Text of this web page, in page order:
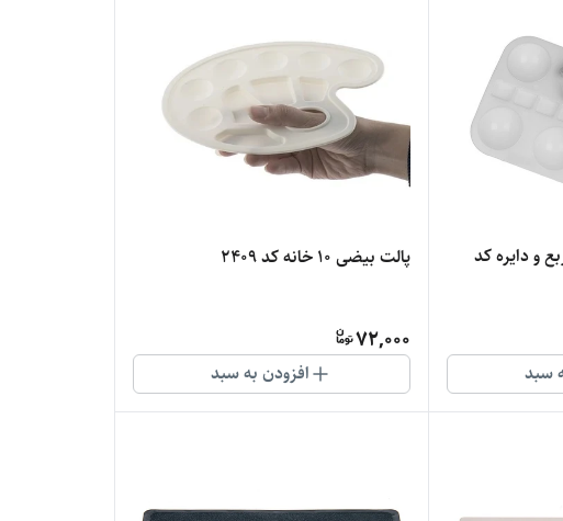
خانه مربع و دایره کد
سبد
پالت بیضی 10 خانه کد 2409
72,000
افزودن به سبد